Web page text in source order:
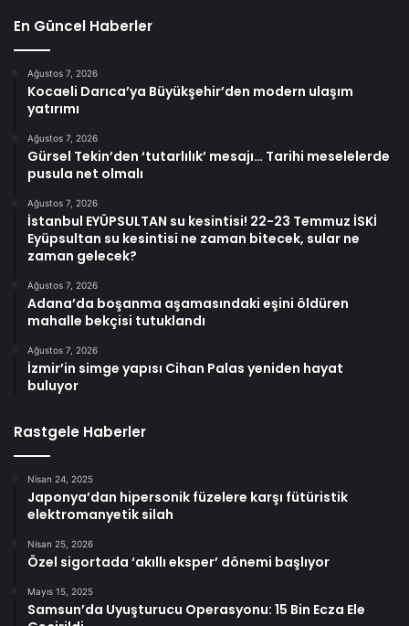
En Güncel Haberler
Ağustos 7, 2026
Kocaeli Darıca’ya Büyükşehir’den modern ulaşım
yatırımı
Ağustos 7, 2026
Gürsel Tekin’den ‘tutarlılık’ mesajı… Tarihi meselelerde
pusula net olmalı
Ağustos 7, 2026
İstanbul EYÜPSULTAN su kesintisi! 22-23 Temmuz İSKİ
Eyüpsultan su kesintisi ne zaman bitecek, sular ne
zaman gelecek?
Ağustos 7, 2026
Adana’da boşanma aşamasındaki eşini öldüren
mahalle bekçisi tutuklandı
Ağustos 7, 2026
İzmir’in simge yapısı Cihan Palas yeniden hayat
buluyor
Rastgele Haberler
Nisan 24, 2025
Japonya’dan hipersonik füzelere karşı fütüristik
elektromanyetik silah
Nisan 25, 2026
Özel sigortada ‘akıllı eksper’ dönemi başlıyor
Mayıs 15, 2025
Samsun’da Uyuşturucu Operasyonu: 15 Bin Ecza Ele